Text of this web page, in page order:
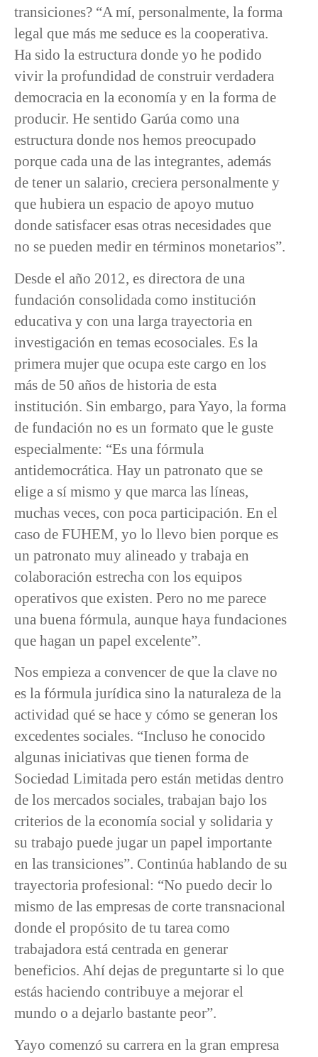
transiciones? “A mí, personalmente, la forma
legal que más me seduce es la cooperativa.
Ha sido la estructura donde yo he podido
vivir la profundidad de construir verdadera
democracia en la economía y en la forma de
producir. He sentido Garúa como una
estructura donde nos hemos preocupado
porque cada una de las integrantes, además
de tener un salario, creciera personalmente y
que hubiera un espacio de apoyo mutuo
donde satisfacer esas otras necesidades que
no se pueden medir en términos monetarios”.
Desde el año 2012, es directora de una
fundación consolidada como institución
educativa y con una larga trayectoria en
investigación en temas ecosociales. Es la
primera mujer que ocupa este cargo en los
más de 50 años de historia de esta
institución. Sin embargo, para Yayo, la forma
de fundación no es un formato que le guste
especialmente: “Es una fórmula
antidemocrática. Hay un patronato que se
elige a sí mismo y que marca las líneas,
muchas veces, con poca participación. En el
caso de FUHEM, yo lo llevo bien porque es
un patronato muy alineado y trabaja en
colaboración estrecha con los equipos
operativos que existen. Pero no me parece
una buena fórmula, aunque haya fundaciones
que hagan un papel excelente”.
Nos empieza a convencer de que la clave no
es la fórmula jurídica sino la naturaleza de la
actividad qué se hace y cómo se generan los
excedentes sociales. “Incluso he conocido
algunas iniciativas que tienen forma de
Sociedad Limitada pero están metidas dentro
de los mercados sociales, trabajan bajo los
criterios de la economía social y solidaria y
su trabajo puede jugar un papel importante
en las transiciones”. Continúa hablando de su
trayectoria profesional: “No puedo decir lo
mismo de las empresas de corte transnacional
donde el propósito de tu tarea como
trabajadora está centrada en generar
beneficios. Ahí dejas de preguntarte si lo que
estás haciendo contribuye a mejorar el
mundo o a dejarlo bastante peor”.
Yayo comenzó su carrera en la gran empresa